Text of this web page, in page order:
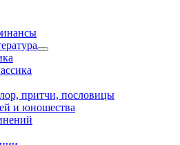
притчи, пословицы
и юношества